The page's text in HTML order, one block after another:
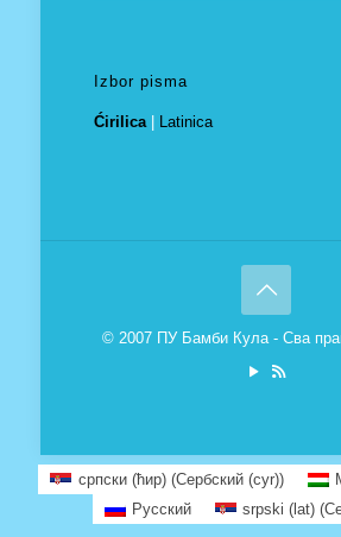
Izbor pisma
Ćirilica| Latinica
© 2007 ПУ Бамби Кула - Сва
српски (ћир)(Сербский (cyr))
Русский
srpski (lat) (